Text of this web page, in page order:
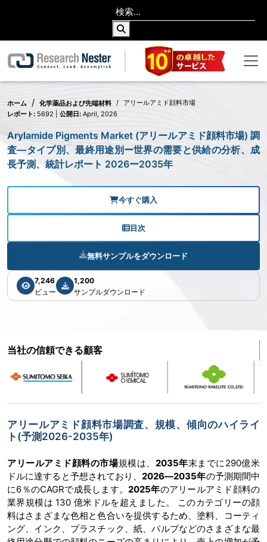
ホーム 化学薬品および先端材料
アリールアミド顔料市場
レポート: 5692 | 公開日: April, 2026
Arylamide Pigments Market (アリールアミド顔料市場) 調
査―タイプ別、最終用途別ー世界の需要と供給の分析、成
長予測、統計レポート 2026ー2035年
今すぐ購入
目次
無料サンプルをダウンロード
7,246
ビュー
1,200
サンプルダウンロード
当社の信頼できる顧客
アリールアミド顔料市場調査、規模、傾向のハイライ
ト(予測2026-2035年)
アリールアミド顔料の市場規模は、 2035年末までに290億米
ドルに達すると予想されており、 2026―2035年の予測期間中
に6％のCAGRで成長します。 2025年のアリールアミド顔料の
業界規模は 130 億米ドルを超えました。 このカテゴリーの顔
料はさまざまな色相と色合いを提供するため、塗料、コーティ
ング、インク、プラスチック、紙、パルプなどのさまざまな最